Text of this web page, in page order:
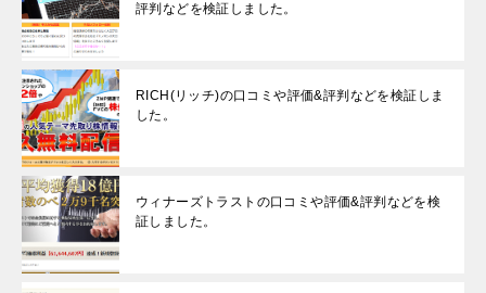
評判などを検証しました。
RICH(リッチ)の口コミや評価&評判などを検証しま
した。
ウィナーズトラストの口コミや評価&評判などを検
証しました。